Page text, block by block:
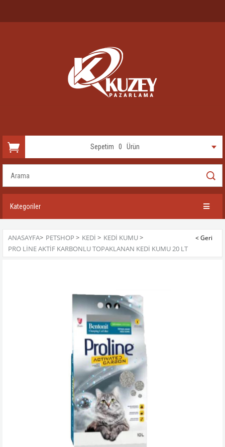
Sepetim 0 Ürün
Kategoriler
ANASAYFA> PETSHOP > KEDİ > KEDI KUMU>
PRO LINE AKTIF KARBONLU TOPAKLANAN KEDI KUMU 20 LT